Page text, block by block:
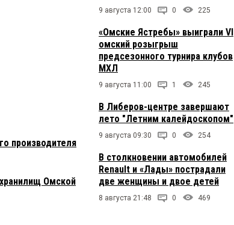
производителя
Омской
9 августа 12:00 0 225
«Омские Ястребы» выиграли VI
омский розыгрыш
предсезонного турнира клубов
МХЛ
9 августа 11:00 1 245
В Либеров-центре завершают
лето "Летним калейдоскопом"
9 августа 09:30 0 254
В столкновении автомобилей
Renault и «Лады» пострадали
две женщины и двое детей
8 августа 21:48 0 469